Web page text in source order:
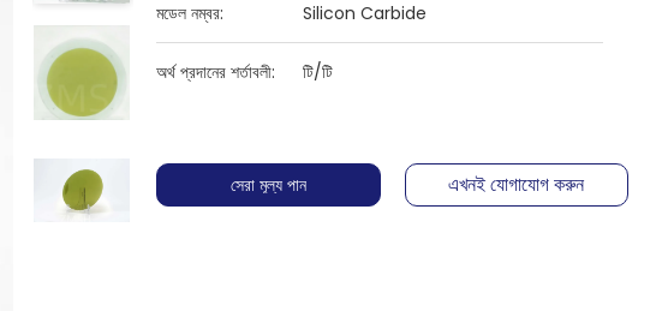
মডেল নম্বর: Silicon Carbide
অর্থ প্রদানের শর্তাবলী: টি/টি
সেরা মূল্য পান এখনই যোগাযোগ করুন